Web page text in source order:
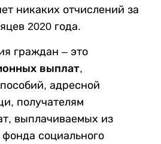
никаких отчислений за
2020 года.
граждан – это
выплат,
адресной
получателям
выплачиваемых из
фонда социального